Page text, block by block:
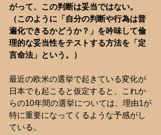
がって、この判断は妥当ではない。
（このように「自分の判断や行為は普
遍化できるかどうか？」を吟味して倫
理的な妥当性をテストする方法を「定
言命法」という。）
最近の欧米の選挙で起きている変化が
日本でも起こると仮定すると、これか
らの10年間の選挙については、理由1が
特に重要になってくるような予感がし
ている。